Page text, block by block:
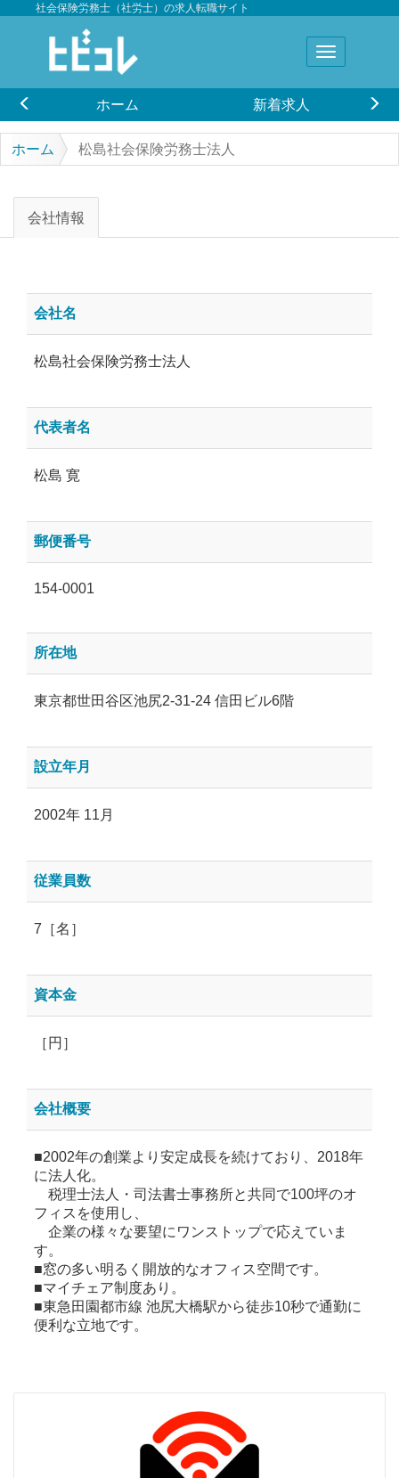
社会保険労務士（社労士）の求人転職サイト
ホーム 新着求人
ホーム 松島社会保険労務士法人
会社情報
会社名
松島社会保険労務士法人
代表者名
松島 寛
郵便番号
154-0001
所在地
東京都世田谷区池尻2-31-24 信田ビル6階
設立年月
2002年 11月
従業員数
7［名］
資本金
［円］
会社概要
■2002年の創業より安定成長を続けており、2018年
に法人化。
税理士法人・司法書士事務所と共同で100坪のオ
フィスを使用し、
企業の様々な要望にワンストップで応えていま
す。
■窓の多い明るく開放的なオフィス空間です。
■マイチェア制度あり。
■東急田園都市線 池尻大橋駅から徒歩10秒で通勤に
便利な立地です。